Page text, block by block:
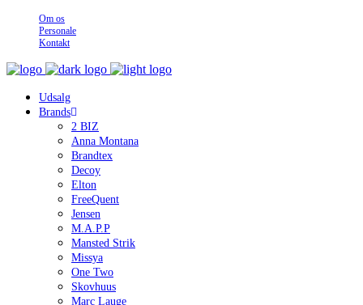
Om os
Personale
Kontakt
Udsalg
Brands
2 BIZ
Anna Montana
Brandtex
Decoy
Elton
FreeQuent
Jensen
M.A.P.P
Mansted Strik
Missya
One Two
Skovhuus
Marc Lauge